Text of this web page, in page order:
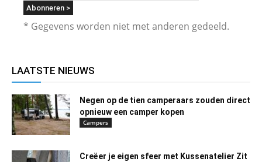
* Gegevens worden niet met anderen gedeeld.
LAATSTE NIEUWS
Negen op de tien camperaars zouden direct
opnieuw een camper kopen
Campers
Creëer je eigen sfeer met Kussenatelier Zit